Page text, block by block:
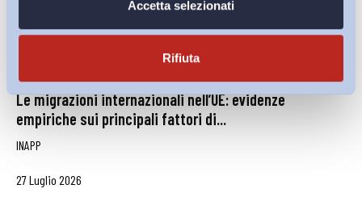
Accetta selezionati
Rifiuta
Le migrazioni internazionali nell’UE: evidenze
empiriche sui principali fattori di...
INAPP
27 Luglio 2026